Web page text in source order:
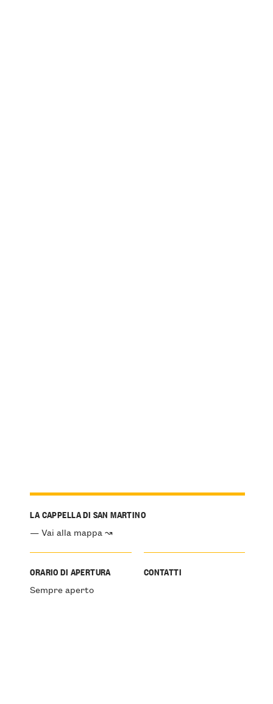
LA CAPPELLA DI SAN MARTINO
— Vai alla mappa ↝
ORARIO DI APERTURA
Sempre aperto
CONTATTI